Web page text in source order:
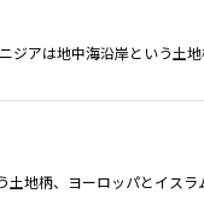
アは地中海沿岸という土
地柄、ヨーロッパとイス